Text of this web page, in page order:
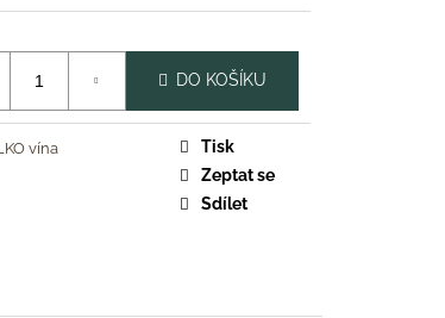
DO KOŠÍKU
vína
Tisk
Zeptat se
Sdílet